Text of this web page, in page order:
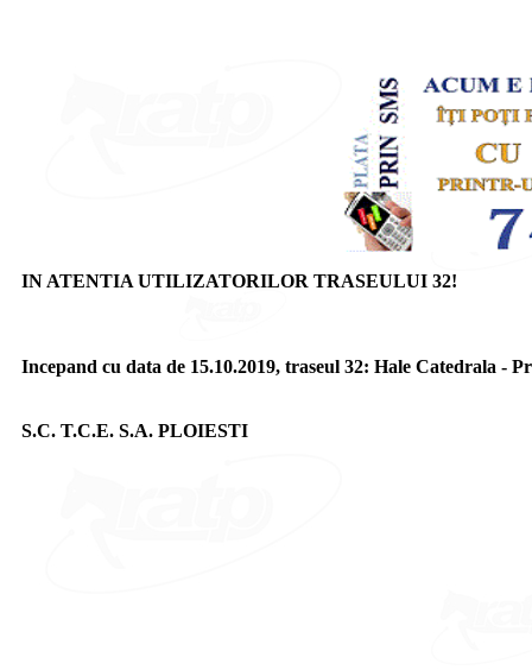
IN ATENTIA UTILIZATORILOR TRASEULUI 32!
Incepand cu data de 15.10.2019, traseul 32: Hale Catedrala -
S.C. T.C.E. S.A. PLOIESTI